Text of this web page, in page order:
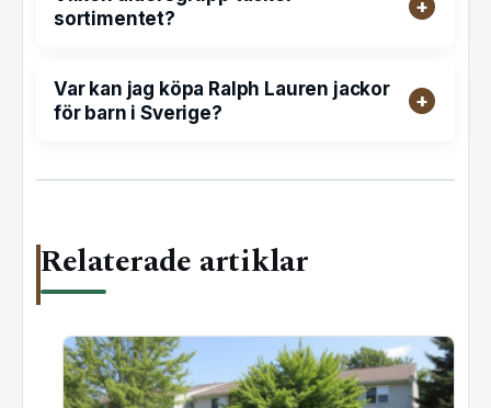
sortimentet?
Var kan jag köpa Ralph Lauren jackor
för barn i Sverige?
Relaterade artiklar